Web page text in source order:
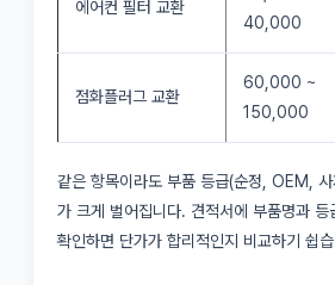
에어컨 필터 교환
40,000
점화플러그 교환
60,000 ~
150,000
같은 항목이라도 부품 등급(순정, OEM, 사
가 크게 벌어집니다. 견적서에 부품명과 등
확인하면 단가가 합리적인지 비교하기 쉽